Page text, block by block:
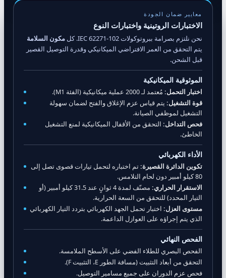
معايير ضمان الجودة
الاختبارات الروتينية واختبارات النوع
نحن نلتزم بصرامة ببروتوكولات IEC 62271-102. كل
مكون السلامة
يتم التحقق من العمر الافتراضي الميكانيكي وقدرة التوصيل القصير
قبل الشحن.
الموثوقية الميكانيكية
اختبار التحمل: مُعتمد لـ 2000 عملية ميكانيكية (الفئة M1).
قوة التشغيل: يتم قياس عزم الإغلاق والفتح لضمان سهولة
التشغيل لموظفي الصيانة.
فحص التداخل: التحقق من الأقفال الميكانيكية لمنع التشغيل
الخاطئ.
الأداء الكهربائي
تكوين الدائرة القصيرة:تم اختباره لتحمل تيارات قصوى تصل إلى
80 كيلو أمبير دون لحام التلامس.
الاستقرار الحراري:
مصنّف لمدة 4 ثوانٍ عند 31.5 كيلو أمبير (أو
التيار المحدد) للتحقق من السعة الحرارية.
مستوى العزل: اختبار تحمل الجهد الكهربائي بتردد التيار الكهربائي
الذي يتم إجراؤه على العوازل الداعمة.
الفحص النهائي
الفحص البصري للطلاء الفضي على الأسطح الملامسة.
التحقق من أبعاد التثبيت (مسافة الطور E، التثبيت F).
فحص عزم الدوران على جميع مسامير التوصيل.